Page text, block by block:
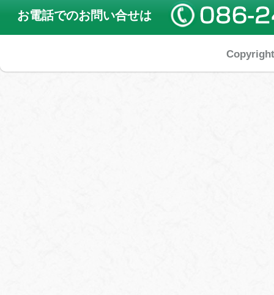
お電話でのお問い合せは